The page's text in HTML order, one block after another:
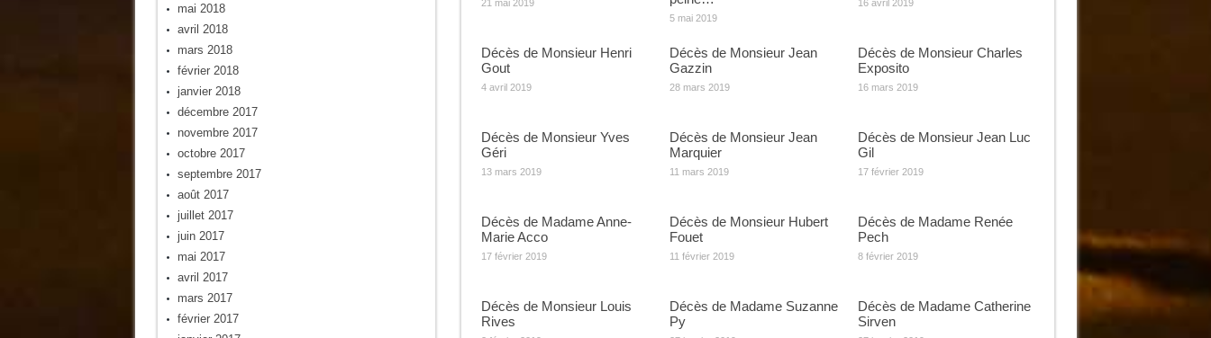
21 mai 2019
5 mai 2019
16 avril 2019
Décès de Monsieur Henri
Gout
4 avril 2019
Décès de Monsieur Jean
Gazzin
28 mars 2019
Décès de Monsieur Charles
Exposito
16 mars 2019
Décès de Monsieur Yves
Géri
13 mars 2019
Décès de Monsieur Jean
Marquier
11 mars 2019
Décès de Monsieur Jean Luc
Gil
17 février 2019
Décès de Madame Anne-
Marie Acco
17 février 2019
Décès de Monsieur Hubert
Fouet
11 février 2019
Décès de Madame Renée
Pech
8 février 2019
Décès de Monsieur Louis
Rives
Décès de Madame Suzanne
Py
Décès de Madame Catherine
Sirven
mai 2018
avril 2018
mars 2018
février 2018
janvier 2018
décembre 2017
novembre 2017
octobre 2017
septembre 2017
août 2017
juillet 2017
juin 2017
mai 2017
avril 2017
mars 2017
février 2017